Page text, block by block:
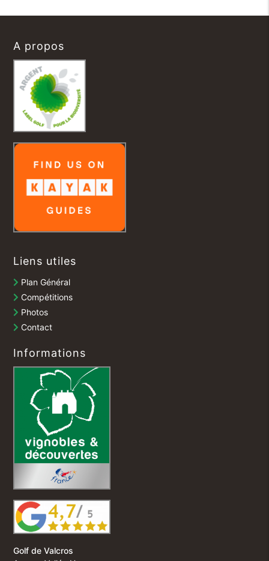
A propos
Liens utiles
Plan Général
Compétitions
Photos
Contact
Informations
Golf de Valcros